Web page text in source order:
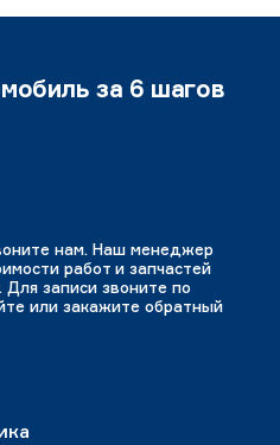
за 6 шагов
нам. Наш менеджер
работ и запчастей
Для записи звоните по
или закажите обратный